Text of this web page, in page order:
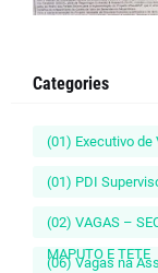
Categories
(01) Executivo de
(01) PDI
(02) VAGAS –
MAPUTO E TETE
(06) Vagas na